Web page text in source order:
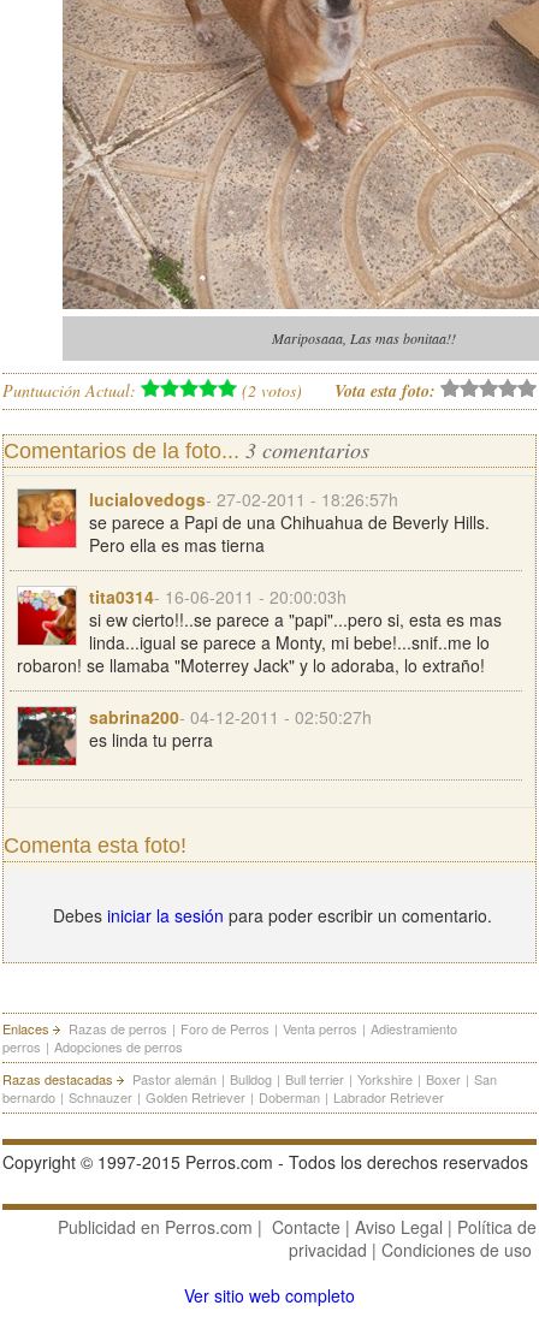
Mariposaaa, Las mas bonitaa!!
Puntuación Actual: (2 votos) Vota esta foto:
Comentarios de la foto... 3 comentarios
lucialovedogs- 27-02-2011 - 18:26:57h
se parece a Papi de una Chihuahua de Beverly Hills.
Pero ella es mas tierna
tita0314- 16-06-2011 - 20:00:03h
si ew cierto!!..se parece a "papi"...pero si, esta es mas
linda...igual se parece a Monty, mi bebe!...snif..me lo
robaron! se llamaba "Moterrey Jack" y lo adoraba, lo extraño!
sabrina200- 04-12-2011 - 02:50:27h
es linda tu perra
Comenta esta foto!
Debes iniciar la sesión para poder escribir un comentario.
Enlaces Razas de perros | Foro de Perros | Venta perros | Adiestramiento
perros | Adopciones de perros
Razas destacadas
Pastor alemán | Bulldog | Bull terrier | Yorkshire | Boxer | San
bernardo | Schnauzer | Golden Retriever | Doberman | Labrador Retriever
Copyright © 1997-2015 Perros.com - Todos los derechos reservados
Publicidad en Perros.com | Contacte | Aviso Legal | Política de
privacidad | Condiciones de uso
Ver sitio web completo